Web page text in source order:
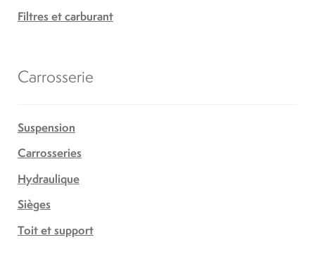
Filtres et carburant
Carrosserie
Suspension
Carrosseries
Hydraulique
Sièges
Toit et support